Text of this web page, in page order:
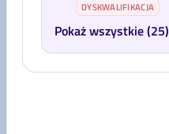
DYSKWALIFIKACJA
Pokaż wszystkie (25)